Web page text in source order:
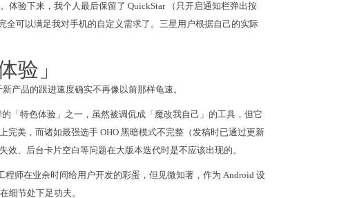
体验下来，我个人最后保留了 QuickStar （只开启通知栏弹出按
全可以满足我对手机的自定义需求了。三星用户根据自己的实际
验」
产品的跟进速度确实不再像以前那样龟速。
「特色体验」之一，虽然被调侃成「魔改我自己」的工具，但它
完美，而诸如最强选手 OHO 黑暗模式不完整（发稿时已通过更新
效、后台卡片空白等问题在大版本迭代时是不应该出现的。
程师在业余时间给用户开发的彩蛋，但见微知著，作为 Android 设
细节处下足功夫。